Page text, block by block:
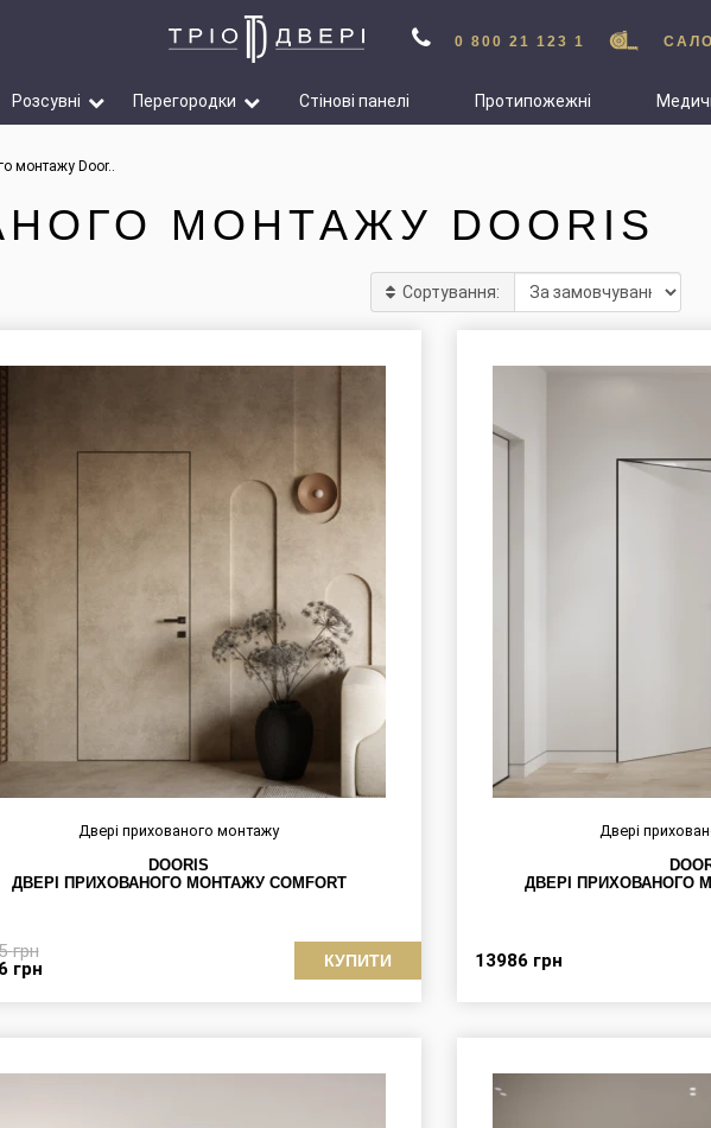
0 800 21 123 1
Розсувні Перегородки Стінові панелі Протипожежні
монтажу Door..
МОНТАЖУ DOORIS
Сортування:
Двері прихованого монтажу
DOORIS
ДВЕРІ ПРИХОВАНОГО МОНТАЖУ СOMFORT
грн
грн КУПИТИ
Двері
ДВЕРІ ПРИХОВАНОГО
13986 грн